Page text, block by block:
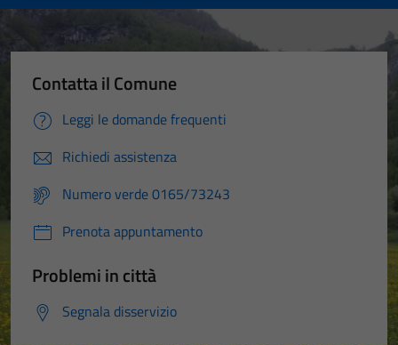
Contatta il Comune
Leggi le domande frequenti
Richiedi assistenza
Numero verde 0165/73243
Prenota appuntamento
Problemi in città
Segnala disservizio
per il